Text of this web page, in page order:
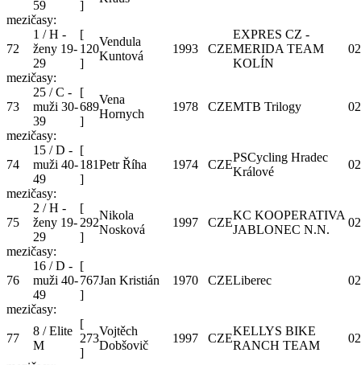
59 ]
mezičasy:
72
1 / H -
ženy 19-
29
[
120
]
Vendula
Kuntová
1993 CZE
EXPRES CZ -
MERIDA TEAM
KOLÍN
mezičasy:
73
25 / C -
muži 30-
39
[
689
]
Vena
Hornych
1978 CZEMTB Trilogy
mezičasy:
74
15 / D -
muži 40-
49
[
181
]
Petr Říha 1974 CZE
PSCycling Hradec
Králové
mezičasy:
75
2 / H -
ženy 19-
29
[
292
]
Nikola
Nosková
1997 CZE
KC KOOPERATIVA
JABLONEC N.N.
mezičasy:
76
16 / D -
muži 40-
49
[
767
]
Jan Kristián 1970 CZELiberec
mezičasy:
77
8 / Elite
M
[
273
]
Vojtěch
Dobšovič
1997 CZE
KELLYS BIKE
RANCH TEAM